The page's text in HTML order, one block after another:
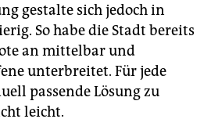
gestalte sich jedoch in
So habe die Stadt bereits
an mittelbar und
unterbreitet. Für jede
passende Lösung zu
leicht.